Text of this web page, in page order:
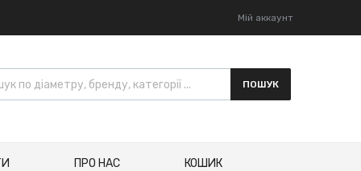
Мій аккаунт
товарів
ПОШУК
ПРО НАС КОШИК